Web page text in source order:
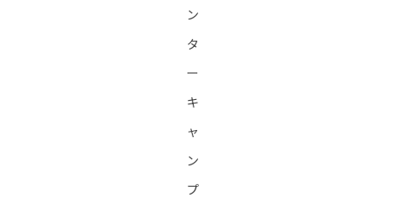
ン
タ
ー
キ
ャ
ン
プ